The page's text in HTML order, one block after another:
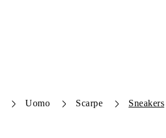
Uomo Scarpe Sneakers